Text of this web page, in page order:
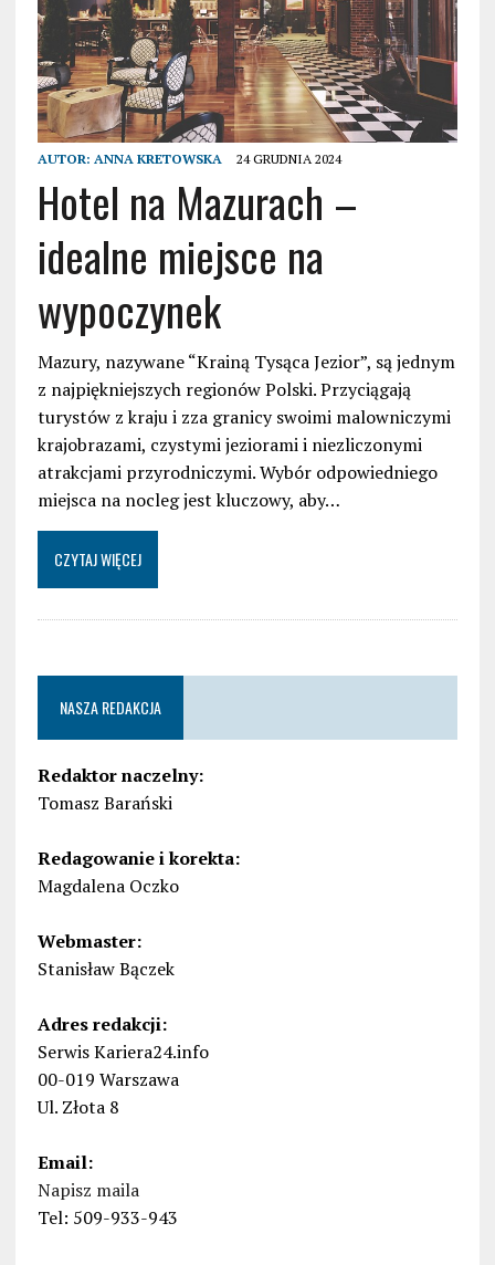
AUTOR: ANNA KRETOWSKA 24 GRUDNIA 2024
Hotel na Mazurach –
idealne miejsce na
wypoczynek
Mazury, nazywane “Krainą Tysąca Jezior”, są jednym
z najpiękniejszych regionów Polski. Przyciągają
turystów z kraju i zza granicy swoimi malowniczymi
krajobrazami, czystymi jeziorami i niezliczonymi
atrakcjami przyrodniczymi. Wybór odpowiedniego
miejsca na nocleg jest kluczowy, aby…
CZYTAJ WIĘCEJ
NASZA REDAKCJA
Redaktor naczelny:
Tomasz Barański
Redagowanie i korekta:
Magdalena Oczko
Webmaster:
Stanisław Bączek
Adres redakcji:
Serwis Kariera24.info
00-019 Warszawa
Ul. Złota 8
Email:
Napisz maila
Tel: 509-933-943